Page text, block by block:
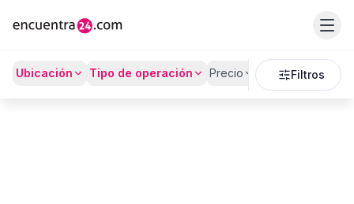
Ubicación Tipo de operación Precio Recámaras
Filtros
Listado